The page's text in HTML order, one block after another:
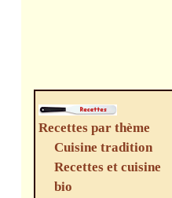
Recettes par thème
Cuisine tradition
Recettes et cuisine
bio